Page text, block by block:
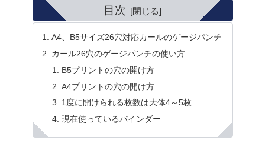
目次
A4、B5サイズ26穴対応カールのゲージパンチ
カール26穴のゲージパンチの使い方
B5プリントの穴の開け方
A4プリントの穴の開け方
1度に開けられる枚数は大体4～5枚
現在使っているバインダー